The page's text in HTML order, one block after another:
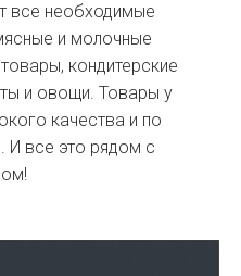
все необходимые
и молочные
кондитерские
и овощи. Товары у
качества и по
И все это рядом с